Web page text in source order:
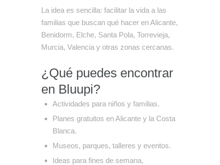
La idea es sencilla: facilitar la vida a las
familias que buscan qué hacer en Alicante,
Benidorm, Elche, Santa Pola, Torrevieja,
Murcia, Valencia y otras zonas cercanas.
¿Qué puedes encontrar
en Bluupi?
Actividades para niños y familias.
Planes gratuitos en Alicante y la Costa
Blanca.
Museos, parques, talleres y eventos.
Ideas para fines de semana,